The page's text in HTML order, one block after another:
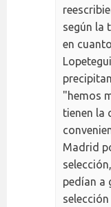
según la
en
"hemos
tienen la
Madrid
pedían a